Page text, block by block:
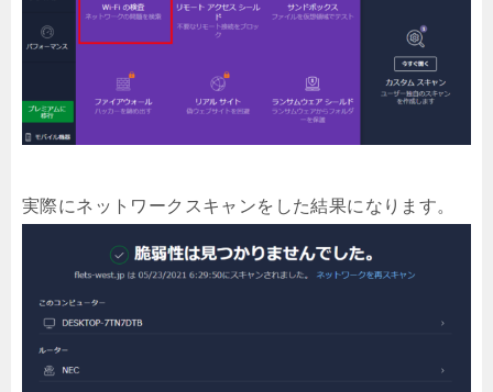
実際にネットワークスキャンをした結果になります。